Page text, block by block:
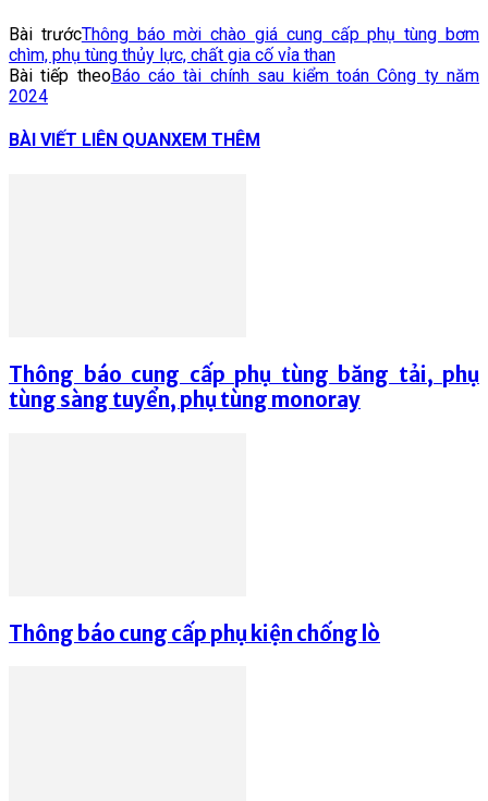
Bài trướcThông báo mời chào giá cung cấp phụ tùng bơm
chìm, phụ tùng thủy lực, chất gia cố vỉa than
Bài tiếp theoBáo cáo tài chính sau kiểm toán Công ty năm
2024
BÀI VIẾT LIÊN QUANXEM THÊM
Thông báo cung cấp phụ tùng băng tải, phụ
tùng sàng tuyển, phụ tùng monoray
Thông báo cung cấp phụ kiện chống lò